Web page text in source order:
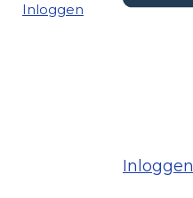
Inloggen
Inloggen